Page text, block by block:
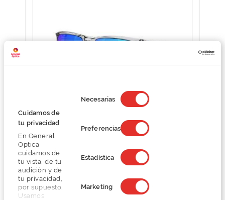
Cuidamos de
tu privacidad
En General
Optica
cuidamos de
tu vista, de tu
audición y de
tu privacidad,
por supuesto.
Usamos
de
consentimiento
Necesarias
Preferencias
Estadística
Marketing
Oakley SYLAS 0OO9448
108,74 €